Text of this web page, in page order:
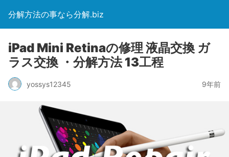
分解方法の事なら分解.biz
iPad Mini Retinaの修理 液晶交換 ガ
ラス交換 ・分解方法 13工程
yossys12345 9年前